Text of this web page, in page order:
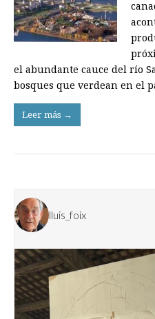
el abundante cauce del río
bosques que verdean en el
Leer más →
lluis_foix